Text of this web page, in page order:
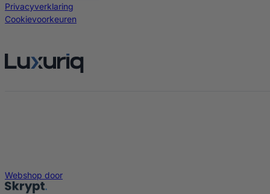
Privacyverklaring
Cookievoorkeuren
Webshop door